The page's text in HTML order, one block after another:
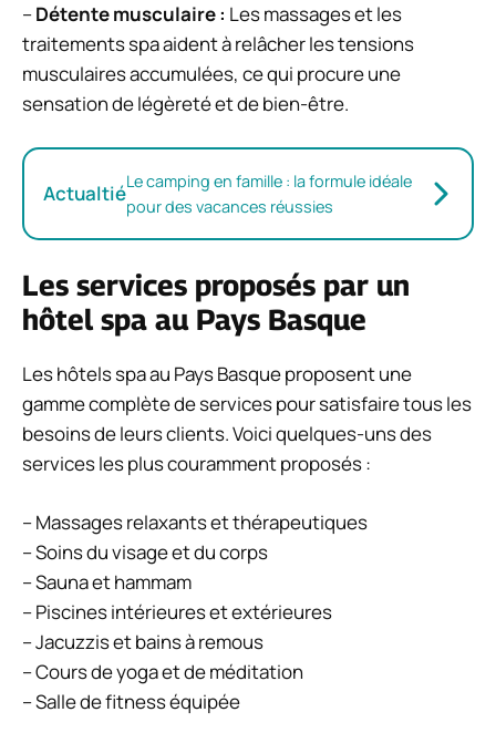
–Détente musculaire : Les massages et les
traitements spa aident à relâcher les tensions
musculaires accumulées, ce qui procure une
sensation de légèreté et de bien-être.
ActualtiéLe camping en famille : la formule idéale
pour des vacances réussies
Les services proposés par un
hôtel spa au Pays Basque
Les hôtels spa au Pays Basque proposent une
gamme complète de services pour satisfaire tous les
besoins de leurs clients. Voici quelques-uns des
services les plus couramment proposés :
– Massages relaxants et thérapeutiques
– Soins du visage et du corps
– Sauna et hammam
– Piscines intérieures et extérieures
– Jacuzzis et bains à remous
– Cours de yoga et de méditation
– Salle de fitness équipée